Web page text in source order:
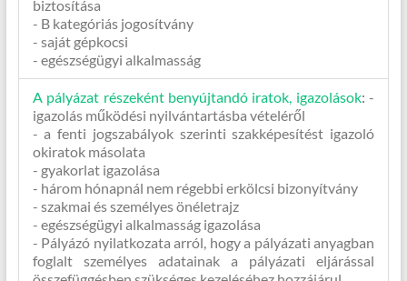
biztosítása
- B kategóriás jogosítvány
- saját gépkocsi
- egészségügyi alkalmasság
A pályázat részeként benyújtandó iratok, igazolások:-
igazolás működési nyilvántartásba vételéről
- a fenti jogszabályok szerinti szakképesítést igazoló
okiratok másolata
- gyakorlat igazolása
- három hónapnál nem régebbi erkölcsi bizonyítvány
- szakmai és személyes önéletrajz
- egészségügyi alkalmasság igazolása
- Pályázó nyilatkozata arról, hogy a pályázati anyagban
foglalt személyes adatainak a pályázati eljárással